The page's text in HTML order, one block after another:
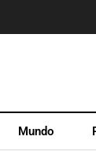
Mundo